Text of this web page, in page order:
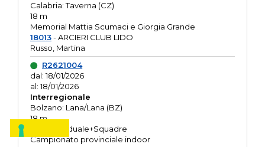
Calabria: Taverna (CZ)
18 m
Memorial Mattia Scumaci e Giorgia Grande
18013- ARCIERI CLUB LIDO
Russo, Martina
R2621004
dal: 18/01/2026
al: 18/01/2026
Interregionale
Bolzano: Lana/Lana (BZ)
18 m
O.R. Individuale+Squadre
Campionato provinciale indoor